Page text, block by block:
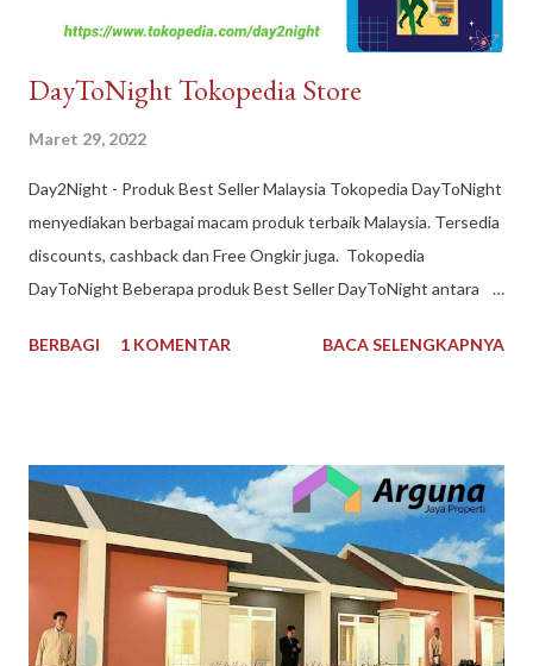
DayToNight Tokopedia Store
Maret 29, 2022
Day2Night - Produk Best Seller Malaysia Tokopedia DayToNight
menyediakan berbagai macam produk terbaik Malaysia. Tersedia
discounts, cashback dan Free Ongkir juga. Tokopedia
DayToNight Beberapa produk Best Seller DayToNight antara
Malaysia 1 kg, Maggi Kari Malaysia , Anlene Gold Malaysia.
pengiriman juga cepat, pengemasan aman, tersedia banyak
pilihan kurir pengiriman dan ada subsidi free ongkir. Melayani
pengiriman seluruh Indonesia. Pembayaran mudah bisa dengan
Gopay, Ovo, juga opsi transfer bank maupun melalui
convenience store seperti Indomaret dan Alfamart. Reputasi
toko juga terpercaya, banyak testimoni review bintang 5.
BERBAGI 1 KOMENTAR BACA SELENGKAPNYA